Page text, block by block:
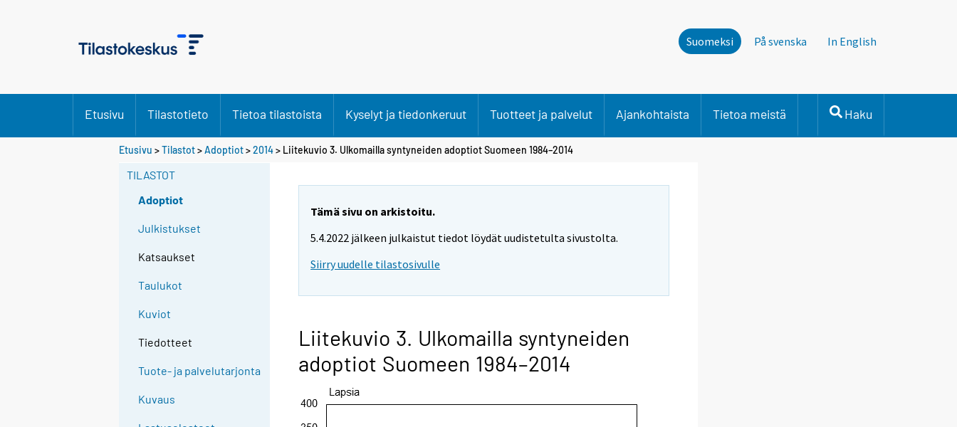
Suomeksi På svenska In English
Etusivu Tilastotieto Tietoa tilastoista Kyselyt ja tiedonkeruut Tuotteet ja palvelut Ajankohtaista Tietoa meistä Haku
Etusivu >Tilastot>Adoptiot>2014> Liitekuvio 3. Ulkomailla syntyneiden adoptiot Suomeen 1984–2014
TILASTOT
Adoptiot
Julkistukset
Katsaukset
Taulukot
Kuviot
Tiedotteet
Tuote- ja palvelutarjonta
Kuvaus
Tämä sivu on arkistoitu.
5.4.2022 jälkeen julkaistut tiedot löydät uudistetulta sivustolta.
Siirry uudelle tilastosivulle
Liitekuvio 3. Ulkomailla syntyneiden
adoptiot Suomeen 1984–2014